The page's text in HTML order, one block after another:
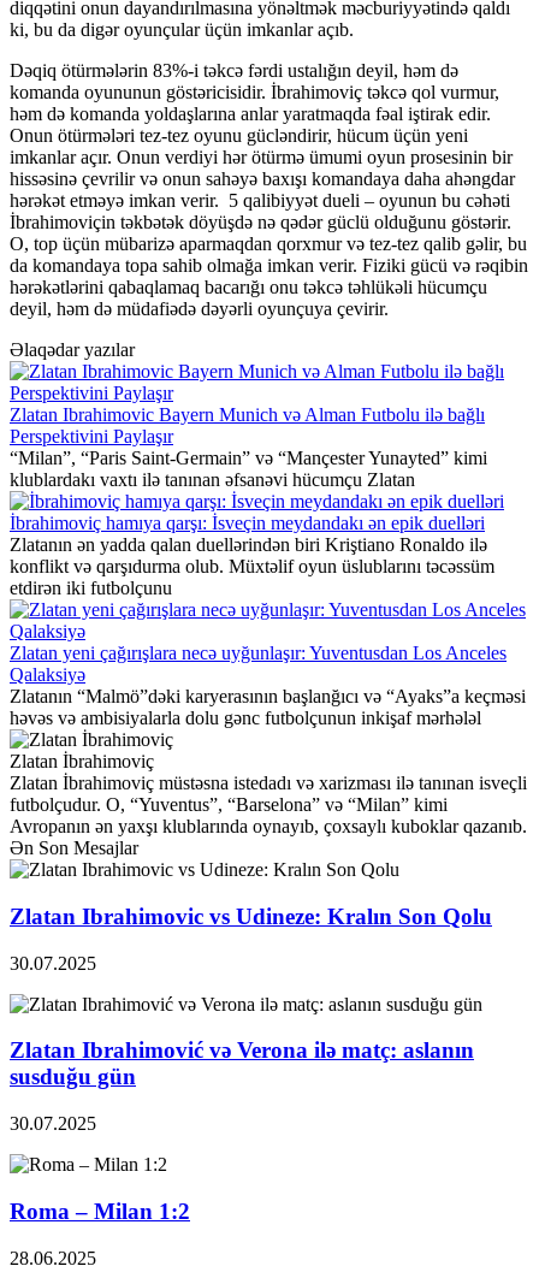
diqqətini onun dayandırılmasına yönəltmək məcburiyyətində qaldı
ki, bu da digər oyunçular üçün imkanlar açıb.
Dəqiq ötürmələrin 83%-i təkcə fərdi ustalığın deyil, həm də
komanda oyununun göstəricisidir. İbrahimoviç təkcə qol vurmur,
həm də komanda yoldaşlarına anlar yaratmaqda fəal iştirak edir.
Onun ötürmələri tez-tez oyunu gücləndirir, hücum üçün yeni
imkanlar açır. Onun verdiyi hər ötürmə ümumi oyun prosesinin bir
hissəsinə çevrilir və onun sahəyə baxışı komandaya daha ahəngdar
hərəkət etməyə imkan verir. 5 qalibiyyət dueli – oyunun bu cəhəti
İbrahimoviçin təkbətək döyüşdə nə qədər güclü olduğunu göstərir.
O, top üçün mübarizə aparmaqdan qorxmur və tez-tez qalib gəlir, bu
da komandaya topa sahib olmağa imkan verir. Fiziki gücü və rəqibin
hərəkətlərini qabaqlamaq bacarığı onu təkcə təhlükəli hücumçu
deyil, həm də müdafiədə dəyərli oyunçuya çevirir.
Əlaqədar yazılar
Zlatan Ibrahimovic Bayern Munich və Alman Futbolu ilə bağlı
Perspektivini Paylaşır
“Milan”, “Paris Saint-Germain” və “Mançester Yunayted” kimi
klublardakı vaxtı ilə tanınan əfsanəvi hücumçu Zlatan
İbrahimoviç hamıya qarşı: İsveçin meydandakı ən epik duelləri
Zlatanın ən yadda qalan duellərindən biri Kriştiano Ronaldo ilə
konflikt və qarşıdurma olub. Müxtəlif oyun üslublarını təcəssüm
etdirən iki futbolçunu
Zlatan yeni çağırışlara necə uyğunlaşır: Yuventusdan Los Anceles
Qalaksiyə
Zlatanın “Malmö”dəki karyerasının başlanğıcı və “Ayaks”a keçməsi
həvəs və ambisiyalarla dolu gənc futbolçunun inkişaf mərhələl
Zlatan İbrahimoviç
Zlatan İbrahimoviç müstəsna istedadı və xarizması ilə tanınan isveçli
futbolçudur. O, “Yuventus”, “Barselona” və “Milan” kimi
Avropanın ən yaxşı klublarında oynayıb, çoxsaylı kuboklar qazanıb.
Ən Son Mesajlar
Zlatan Ibrahimovic vs Udineze: Kralın Son Qolu
30.07.2025
Zlatan Ibrahimović və Verona ilə matç: aslanın
susduğu gün
30.07.2025
Roma – Milan 1:2
28.06.2025